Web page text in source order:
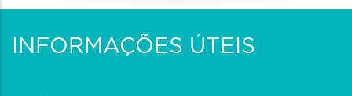
INFORMAÇÕES ÚTEIS